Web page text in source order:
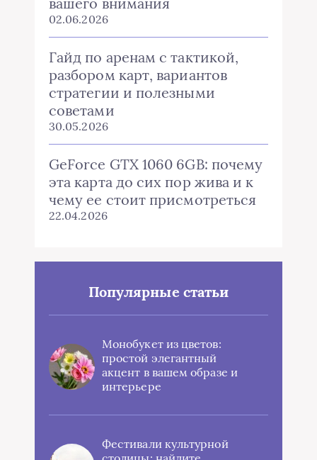
02.06.2026
Гайд по аренам с тактикой,
разбором карт, вариантов
стратегии и полезными
советами
30.05.2026
GeForce GTX 1060 6GB: почему
эта карта до сих пор жива и к
чему ее стоит присмотреться
22.04.2026
Популярные статьи
Монобукет из цветов:
простой элегантный
акцент в вашем образе и
интерьере
Фестивали культурной